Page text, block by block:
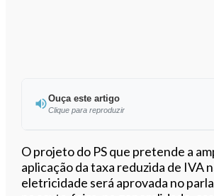
Ouça este artigo
Clique para reproduzir
Ouvir este artigo
O projeto do PS que pretende a
aplicação da taxa reduzida de IVA
eletricidade será aprovada no